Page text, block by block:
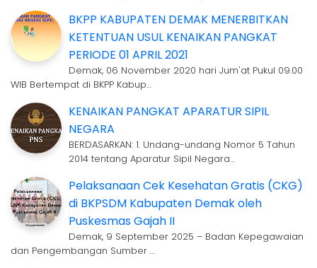
BKPP KABUPATEN DEMAK MENERBITKAN
KETENTUAN USUL KENAIKAN PANGKAT
PERIODE 01 APRIL 2021
Demak, 06 November 2020 hari Jum'at Pukul 09.00
WIB Bertempat di BKPP Kabup…
KENAIKAN PANGKAT APARATUR SIPIL
NEGARA
BERDASARKAN: 1. Undang-undang Nomor 5 Tahun
2014 tentang Aparatur Sipil Negara…
Pelaksanaan Cek Kesehatan Gratis (CKG)
di BKPSDM Kabupaten Demak oleh
Puskesmas Gajah II
Demak, 9 September 2025 – Badan Kepegawaian
dan Pengembangan Sumber …